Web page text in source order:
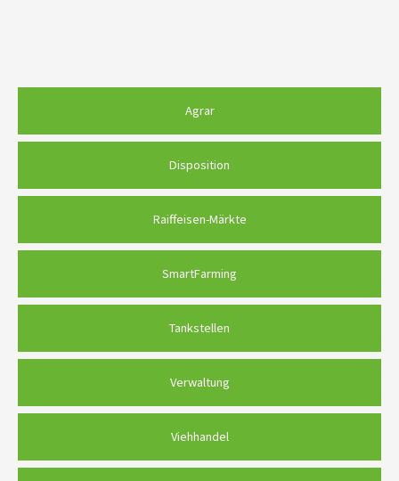
Agrar
Disposition
Raiffeisen-Märkte
SmartFarming
Tankstellen
Verwaltung
Viehhandel